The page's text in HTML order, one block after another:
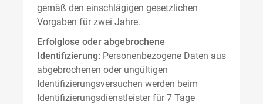
gemäß den einschlägigen gesetzlichen
Vorgaben für zwei Jahre.
Erfolglose oder abgebrochene
Identifizierung: Personenbezogene Daten aus
abgebrochenen oder ungültigen
Identifizierungsversuchen werden beim
Identifizierungsdienstleister für 7 Tage